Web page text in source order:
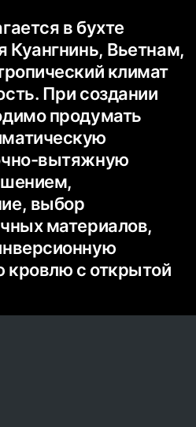
в бухте
Куангнинь, Вьетнам,
климат
При создании
продумать
вытяжную
выбор
материалов,
кровлю с открытой